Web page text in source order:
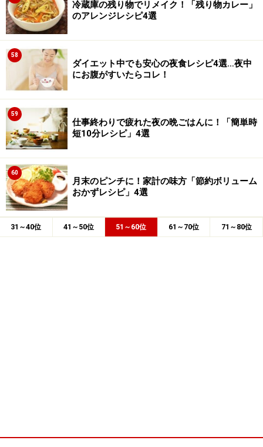
冷蔵庫の残り物でリメイク！「残り物カレー」
のアレンジレシピ4選
58
ダイエット中でも安心の夜食レシピ4選…夜中
にお腹がすいたらコレ！
59
仕事終わりで疲れた夜の晩ごはんに！「簡単時
短10分レシピ」4選
60
月末のピンチに！家計の味方「節約ボリューム
おかずレシピ」4選
31～40位 41～50位 51～60位 61～70位 71～80位